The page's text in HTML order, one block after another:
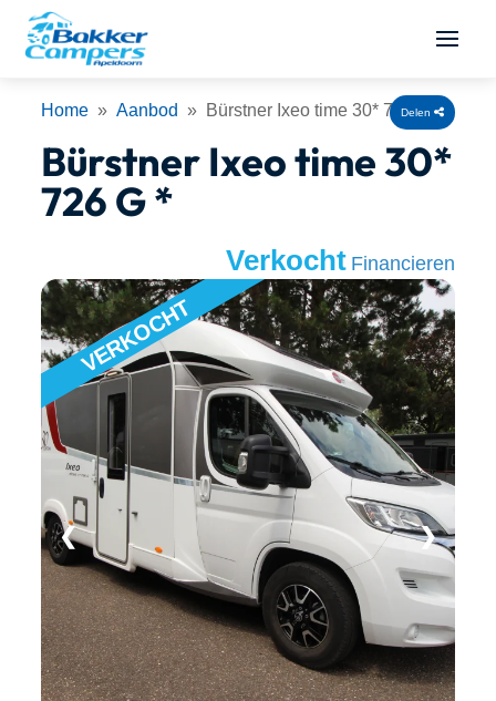
Home »Aanbod » Bürstner Ixeo time 30* 726 G *
Delen
Bürstner Ixeo time 30*
726 G *
Verkocht Financieren
VERKOCHT
❮ ❯